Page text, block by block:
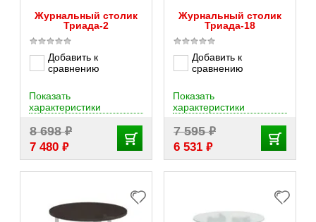
Журнальный столик
Триада-2
Добавить к
сравнению
8 698₽
7 480 ₽
Показать
характеристики
Журнальный столик
Триада-18
Добавить к
сравнению
7 595₽
6 531 ₽
Показать
характеристики